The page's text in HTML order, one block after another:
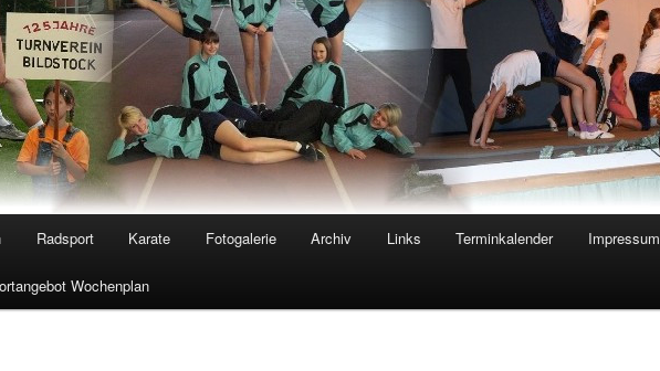
Radsport Karate Fotogalerie Archiv Links Terminkalender Impressum
Wochenplan